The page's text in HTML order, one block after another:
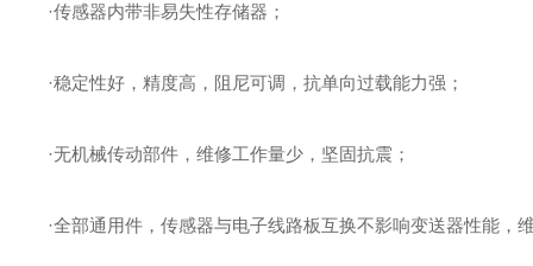
·传感器内带非易失性存储器；
·稳定性好，精度高，阻尼可调，抗单向过载能力强；
·无机械传动部件，维修工作量少，坚固抗震；
·全部通用件，传感器与电子线路板互换不影响变送器性能，